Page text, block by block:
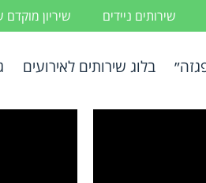
שירותים ניידים שיריון
בלוג שירותים לאירועים